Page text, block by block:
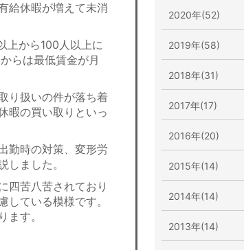
給休暇が増えて未消
上から100人以上に
らは最低賃金が月
り扱いの件が落ち着
暇の買い取りといっ
勤時の対策、変形労
ました。
四苦八苦されており
ている模様です。
す。
2020年(52)
2019年(58)
2018年(31)
2017年(17)
2016年(20)
2015年(14)
2014年(14)
2013年(14)